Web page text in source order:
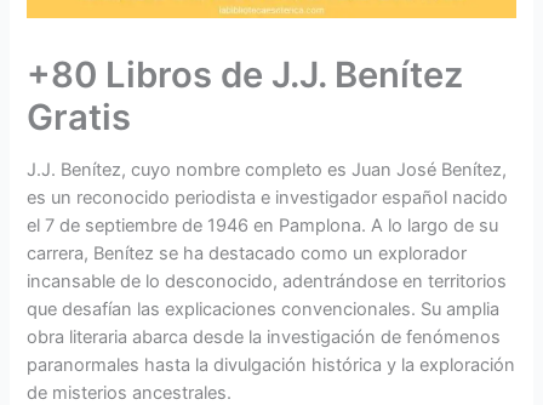
+80 Libros de J.J. Benítez
Gratis
J.J. Benítez, cuyo nombre completo es Juan José Benítez,
es un reconocido periodista e investigador español nacido
el 7 de septiembre de 1946 en Pamplona. A lo largo de su
carrera, Benítez se ha destacado como un explorador
incansable de lo desconocido, adentrándose en territorios
que desafían las explicaciones convencionales. Su amplia
obra literaria abarca desde la investigación de fenómenos
paranormales hasta la divulgación histórica y la exploración
de misterios ancestrales.